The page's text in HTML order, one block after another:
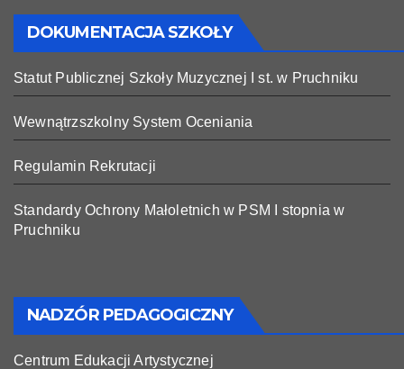
DOKUMENTACJA SZKOŁY
Statut Publicznej Szkoły Muzycznej I st. w Pruchniku
Wewnątrzszkolny System Oceniania
Regulamin Rekrutacji
Standardy Ochrony Małoletnich w PSM I stopnia w
Pruchniku
NADZÓR PEDAGOGICZNY
Centrum Edukacji Artystycznej